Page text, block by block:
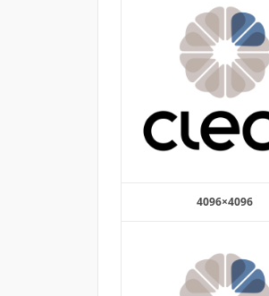
4096×4096